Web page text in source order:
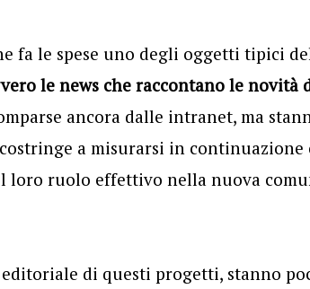
fa le spese uno degli oggetti tipici
le news che raccontano le novità
ancora dalle intranet, ma
a misurarsi in continuazione
ruolo effettivo nella nuova
di questi progetti, stanno